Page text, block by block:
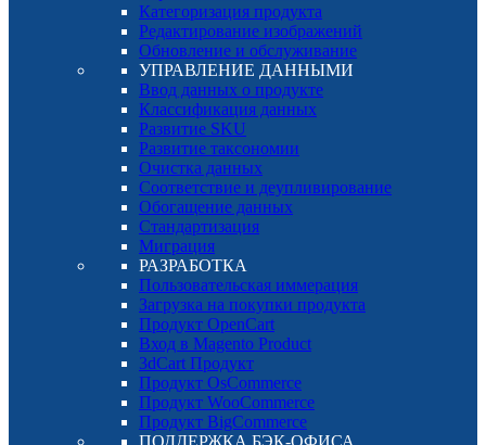
Категоризация продукта
Редактирование изображений
Обновление и обслуживание
УПРАВЛЕНИЕ ДАННЫМИ
Ввод данных о продукте
Классификация данных
Развитие SKU
Развитие таксономии
Очистка данных
Соответствие и деупливирование
Обогащение данных
Стандартизация
Миграция
РАЗРАБОТКА
Пользовательская иммерация
Загрузка на покупки продукта
Продукт OpenCart
Вход в Magento Product
3dCart Продукт
Продукт OsCommerce
Продукт WooCommerce
Продукт BigCommerce
ПОДДЕРЖКА БЭК-ОФИСА